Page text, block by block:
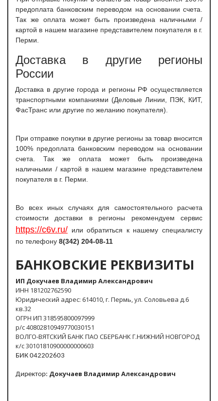
предоплата банковским переводом на основании счета.
Так же оплата может быть произведена наличными /
картой в нашем магазине представителем покупателя в г.
Перми.
Доставка в другие регионы
России
Доставка в другие города и регионы РФ осуществляется
транспортными компаниями (Деловые Линии, ПЭК, КИТ,
ФасТранс или другие по желанию покупателя).
При отправке покупки в другие регионы за товар вносится
100% предоплата банковским переводом на основании
счета. Так же оплата может быть произведена
наличными / картой в нашем магазине представителем
покупателя в г. Перми.
Во всех иных случаях для самостоятельного расчета
стоимости доставки в регионы рекомендуем сервис
https://c6v.ru/ или обратиться к нашему специалисту
по телефону 8(342) 204-08-11
БАНКОВСКИЕ РЕКВИЗИТЫ
ИП Докучаев Владимир Александрович
ИНН 181202762590
Юридический адрес: 614010, г. Пермь, ул. Соловьева д.6
кв.32
ОГРН ИП 318595800097999
р/с 40802810949770030151
ВОЛГО-ВЯТСКИЙ БАНК ПАО СБЕРБАНК Г.НИЖНИЙ НОВГОРОД
к/с 30101810900000000603
БИК 042202603
Директор: Докучаев Владимир Александрович